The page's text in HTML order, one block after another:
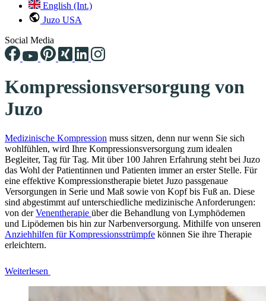
English (Int.)
Juzo USA
Social Media
Kompressionsversorgung von
Juzo
Medizinische Kompression muss sitzen, denn nur wenn Sie sich
wohlfühlen, wird Ihre Kompressionsversorgung zum idealen
Begleiter, Tag für Tag. Mit über 100 Jahren Erfahrung steht bei Juzo
das Wohl der Patientinnen und Patienten immer an erster Stelle. Für
eine effektive Kompressionstherapie bietet Juzo passgenaue
Versorgungen in Serie und Maß sowie von Kopf bis Fuß an. Diese
sind abgestimmt auf unterschiedliche medizinische Anforderungen:
von derVenentherapie über die Behandlung von Lymphödemen
und Lipödemen bis hin zur Narbenversorgung. Mithilfe von unseren
Anziehhilfen für Kompressionsstrümpfe können Sie ihre Therapie
erleichtern.
Weiterlesen